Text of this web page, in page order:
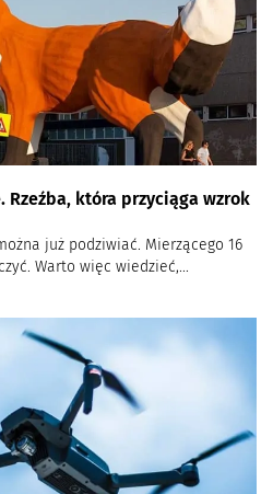
która przyciąga wzrok
już podziwiać. Mierzącego 16
Warto więc wiedzieć,...